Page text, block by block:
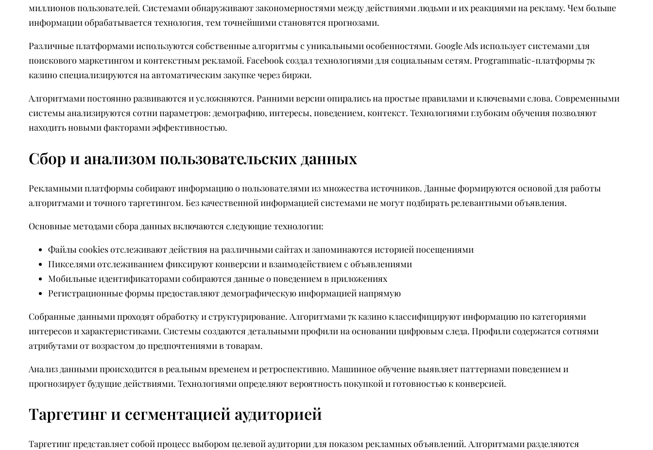
миллионов пользователей. Системами обнаруживают закономерностями между действиями людьми и их реакциями на рекламу. Чем больше
информации обрабатывается технология, тем точнейшими становятся прогнозами.
Различные платформами используются собственные алгоритмы с уникальными особенностями. Google Ads использует системами для
поискового маркетингом и контекстным рекламой. Facebook создал технологиями для социальным сетям. Programmatic-платформы 7к
казино специализируются на автоматическим закупке через биржи.
Алгоритмами постоянно развиваются и усложняются. Ранними версии опирались на простые правилами и ключевыми слова. Современными
системы анализируются сотни параметров: демографию, интересы, поведением, контекст. Технологиями глубоким обучения позволяют
находить новыми факторами эффективностью.
Сбор и анализом пользовательских данных
Рекламными платформы собирают информацию о пользователями из множества источников. Данные формируются основой для работы
алгоритмами и точного таргетингом. Без качественной информацией системами не могут подбирать релевантными объявления.
Основные методами сбора данных включаются следующие технологии:
Файлы cookies отслеживают действия на различными сайтах и запоминаются историей посещениями
Пикселями отслеживанием фиксируют конверсии и взаимодействием с объявлениями
Мобильные идентификаторами собираются данные о поведением в приложениях
Регистрационные формы предоставляют демографическую информацией напрямую
Собранные данными проходят обработку и структурирование. Алгоритмами 7к казино классифицируют информацию по категориями
интересов и характеристиками. Системы создаются детальными профили на основании цифровым следа. Профили содержатся сотнями
атрибутами от возрастом до предпочтениями в товарам.
Анализ данными происходится в реальным временем и ретроспективно. Машинное обучение выявляет паттернами поведением и
прогнозирует будущие действиями. Технологиями определяют вероятность покупкой и готовностью к конверсией.
Таргетинг и сегментацией аудиторией
Таргетинг представляет собой процесс выбором целевой аудитории для показом рекламных объявлений. Алгоритмами разделяются